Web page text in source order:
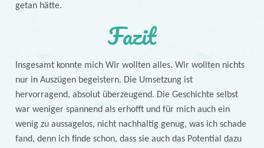
getan hätte.
Fazit
Insgesamt konnte mich Wir wollten alles. Wir wollten nichts
nur in Auszügen begeistern. Die Umsetzung ist
hervorragend, absolut überzeugend. Die Geschichte selbst
war weniger spannend als erhofft und für mich auch ein
wenig zu aussagelos, nicht nachhaltig genug, was ich schade
fand, denn ich finde schon, dass sie auch das Potential dazu